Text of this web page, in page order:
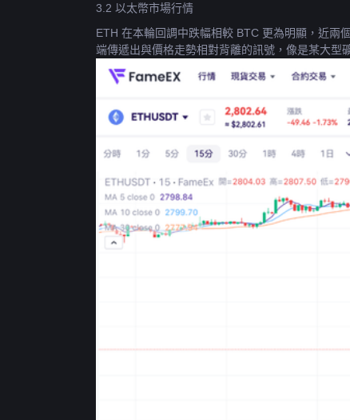
3.2 以太幣市場行情
ETH 在本輪回調中跌幅相較 BTC 更為明顯，近兩
端傳遞出與價格走勢相對背離的訊號，像是某大
ETH，總持倉提升至約 372 萬枚水準，顯示中長
樣自高位回落，反映早前堆積的高槓桿多頭倉位
續宏觀降息預期得以兌現、L2 生態與以太坊再質